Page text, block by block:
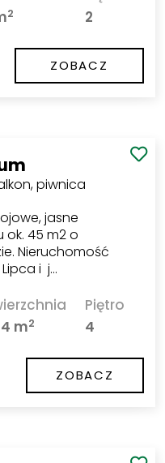
2
2
ZOBACZ
piwnica
jasne
ok. 45 m2 o
Nieruchomość
i j…
m2
Piętro
4
ZOBACZ